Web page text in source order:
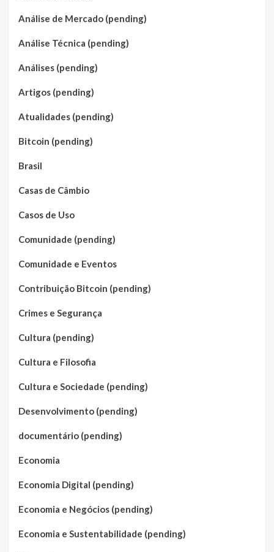
Análise de Mercado (pending)
Análise Técnica (pending)
Análises (pending)
Artigos (pending)
Atualidades (pending)
Bitcoin (pending)
Brasil
Casas de Câmbio
Casos de Uso
Comunidade (pending)
Comunidade e Eventos
Contribuição Bitcoin (pending)
Crimes e Segurança
Cultura (pending)
Cultura e Filosofia
Cultura e Sociedade (pending)
Desenvolvimento (pending)
documentário (pending)
Economia
Economia Digital (pending)
Economia e Negócios (pending)
Economia e Sustentabilidade (pending)